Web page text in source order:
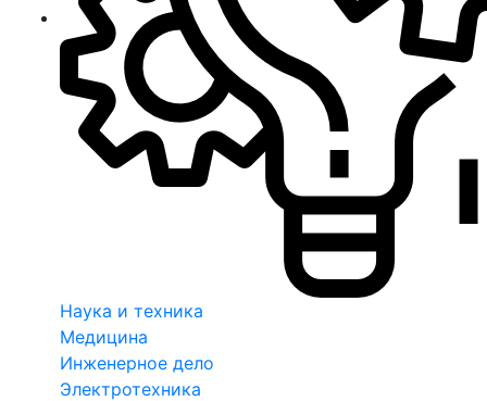
Наука и техника
Медицина
Инженерное дело
Электротехника